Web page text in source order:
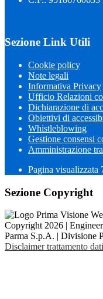
Sezione Link Utili
Cookie policy
Note legali
Informativa Privacy
Ufficio Relazioni
Dichiarazione di
Obiettivi di
Whistleblowing
Gestione consensi
Amministrazione
Pagina visualizzata
Sezione Copyright
Copyright 2026 |
Parma S.p.A. | Divisione
Disclaimer trattamento